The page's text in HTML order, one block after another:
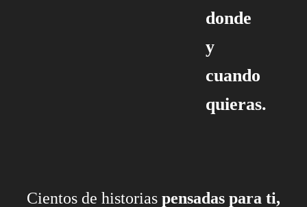
donde
y
cuando
quieras.
Cientos de historias pensadas para ti,